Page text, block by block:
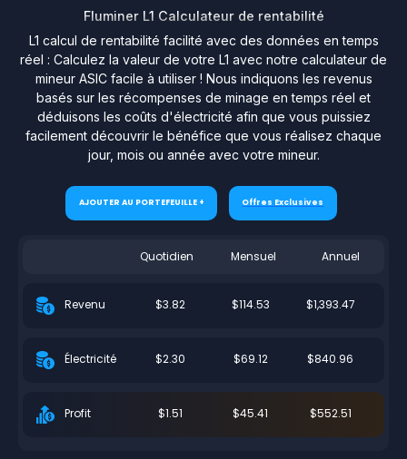
Fluminer L1 Calculateur de rentabilité
L1 calcul de rentabilité facilité avec des données en temps
réel : Calculez la valeur de votre L1 avec notre calculateur de
mineur ASIC facile à utiliser ! Nous indiquons les revenus
basés sur les récompenses de minage en temps réel et
déduisons les coûts d'électricité afin que vous puissiez
facilement découvrir le bénéfice que vous réalisez chaque
jour, mois ou année avec votre mineur.
AJOUTER AU PORTEFEUILLE + Offres Exclusives
Quotidien Mensuel Annuel
Revenu $3.82 $114.53 $1,393.47
Électricité $2.30 $69.12 $840.96
Profit $1.51 $45.41 $552.51